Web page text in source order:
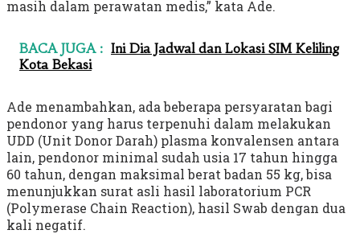
masih dalam perawatan medis,” kata Ade.
BACA JUGA : Ini Dia Jadwal dan Lokasi SIM Keliling
Kota Bekasi
Ade menambahkan, ada beberapa persyaratan bagi
pendonor yang harus terpenuhi dalam melakukan
UDD (Unit Donor Darah) plasma konvalensen antara
lain, pendonor minimal sudah usia 17 tahun hingga
60 tahun, dengan maksimal berat badan 55 kg, bisa
menunjukkan surat asli hasil laboratorium PCR
(Polymerase Chain Reaction), hasil Swab dengan dua
kali negatif.